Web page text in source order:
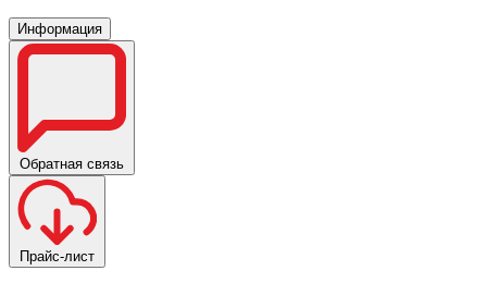
Информация
Обратная связь
Прайс-лист